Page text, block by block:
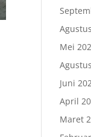
Mei
Juni
April
Maret